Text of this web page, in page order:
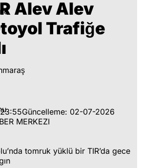
Alev Alev
Trafiğe
Güncelleme: 02-07-2026
MERKEZI